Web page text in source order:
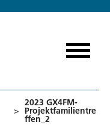
>
2023 GX4FM-
Projektfamilientre
ffen_2